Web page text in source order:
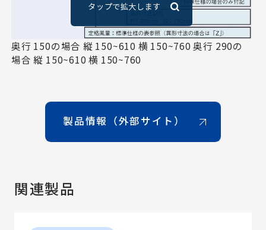
奥行 150の場合 縦 150~610 横 150~760 奥行 290の
場合 縦 150~610 横 150~760
製品情報（外部サイト）
関連製品